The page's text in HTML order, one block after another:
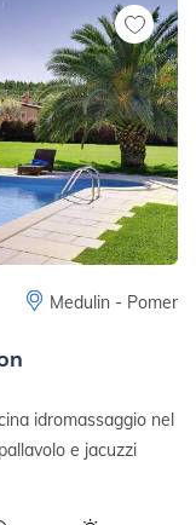
Medulin - Pomer
idromassaggio nel
e jacuzzi